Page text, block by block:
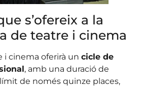
s’ofereix a la
de teatre i cinema
i cinema oferirà un cicle de
, amb una duració de
de només quinze places,